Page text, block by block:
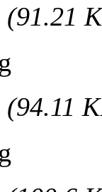
(91.21
(94.11